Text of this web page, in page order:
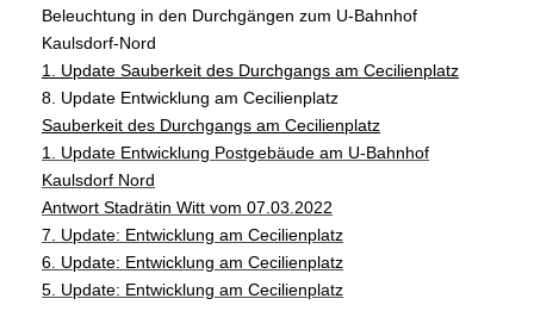
Beleuchtung in den Durchgängen zum U-Bahnhof
Kaulsdorf-Nord
1. Update Sauberkeit des Durchgangs am Cecilienplatz
8. Update Entwicklung am Cecilienplatz
Sauberkeit des Durchgangs am Cecilienplatz
1. Update Entwicklung Postgebäude am U-Bahnhof
Kaulsdorf Nord
Antwort Stadrätin Witt vom 07.03.2022
7. Update: Entwicklung am Cecilienplatz
6. Update: Entwicklung am Cecilienplatz
5. Update: Entwicklung am Cecilienplatz